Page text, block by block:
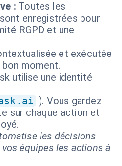
: Toutes les
enregistrées pour
RGPD et une
et exécutée
moment.
utilise une identité
). Vous gardez
sur chaque action et
les décisions
équipes les actions à